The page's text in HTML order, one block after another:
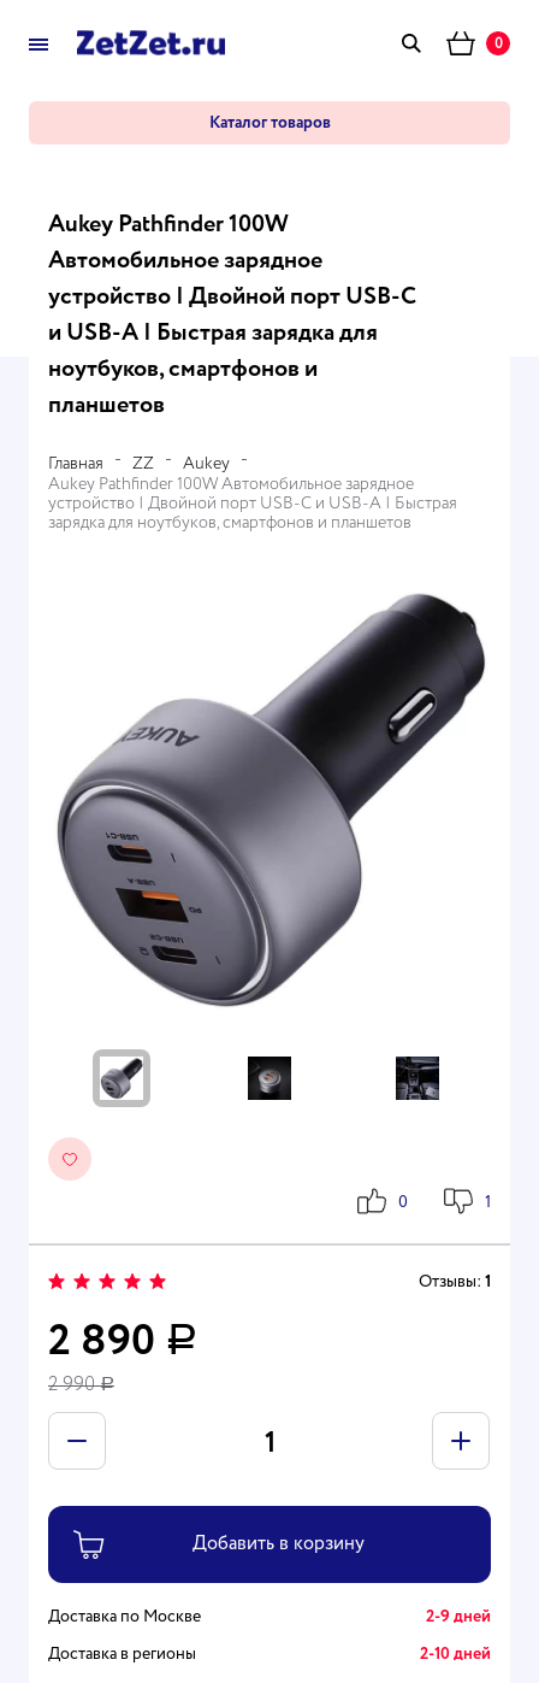
0
Каталог товаров
Aukey Pathfinder 100W
Автомобильное зарядное
устройство | Двойной порт USB-C
и USB-A | Быстрая зарядка для
ноутбуков, смартфонов и
планшетов
Главная ZZ
Aukey
Aukey Pathfinder 100W Автомобильное зарядное
устройство | Двойной порт USB-C и USB-A | Быстрая
зарядка для ноутбуков, смартфонов и планшетов
0 1
Отзывы: 1
2 890 Р
2 990Р
Доставка по Москве 2-9 дней
Доставка в регионы 2-10 дней